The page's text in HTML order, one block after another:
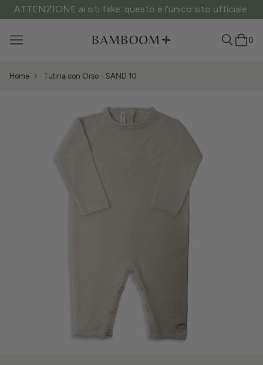
ATTENZIONE ai siti fake: questo è l’unico sito ufficiale.
0
Home Tutina con Orso - SAND 10